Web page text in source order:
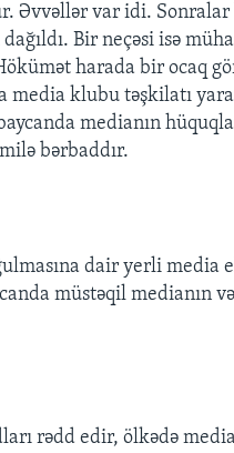
Əvvəllər var idi. Sonralar
Bir neçəsi isə
harada bir ocaq
klubu təşkilatı
medianın
bərbaddır.
dair yerli media
müstəqil medianın
rədd edir, ölkədə media